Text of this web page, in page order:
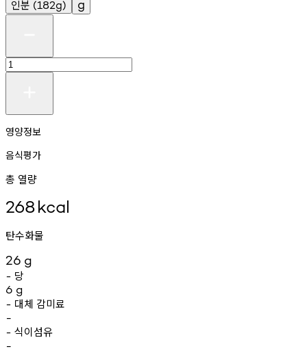
인분 (182g) g
영양정보
음식평가
총 열량
268kcal
탄수화물
26 g
- 당
6 g
- 대체 감미료
-
- 식이섬유
-